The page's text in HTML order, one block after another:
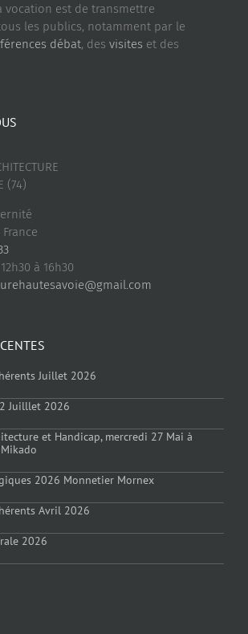
vocation est de transmettre
les publics, notamment par le
débat, des visites et des
Juillet 2026
2 Juilllet 2026
et Handicap, mercredi 27 Mai à
2026 Monnetier Mornex
Avril 2026
2026
(74)
à 16h30